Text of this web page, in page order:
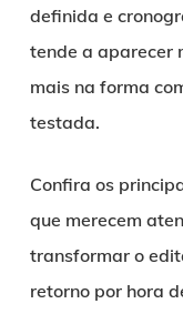
definida e
tende a aparecer
mais na forma
testada.
Confira os
que merecem
transformar o
retorno por hora